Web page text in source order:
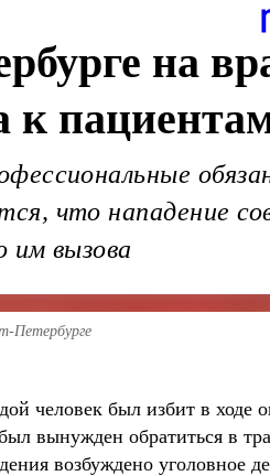
на
к
что нападение
им вызова
Петербурге
человек был избит в ходе
вынужден обратиться в
возбуждено уголовное